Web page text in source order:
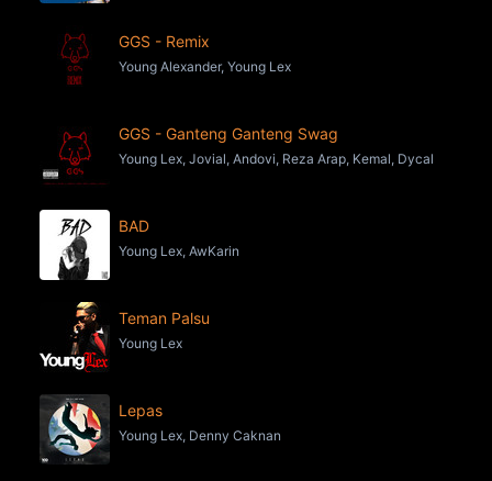
GGS - Remix
Young Alexander, Young Lex
GGS - Ganteng Ganteng Swag
Young Lex, Jovial, Andovi, Reza Arap, Kemal, Dycal
BAD
Young Lex, AwKarin
Teman Palsu
Young Lex
Lepas
Young Lex, Denny Caknan